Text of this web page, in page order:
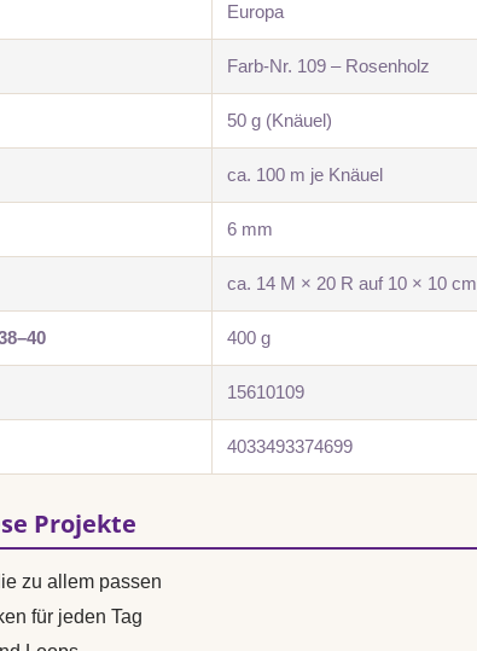
Europa
Farb-Nr. 109 – Rosenholz
50 g (Knäuel)
ca. 100 m je Knäuel
6 mm
ca. 14 M × 20 R auf 10 × 10 cm
400 g
15610109
4033493374699
Projekte
zu allem passen
für jeden Tag